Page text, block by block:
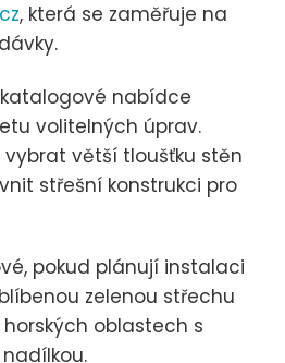
, která se zaměřuje na
nabídce
volitelných úprav.
větší tloušťku stěn
střešní konstrukci pro
pokud plánují instalaci
zelenou střechu
oblastech s